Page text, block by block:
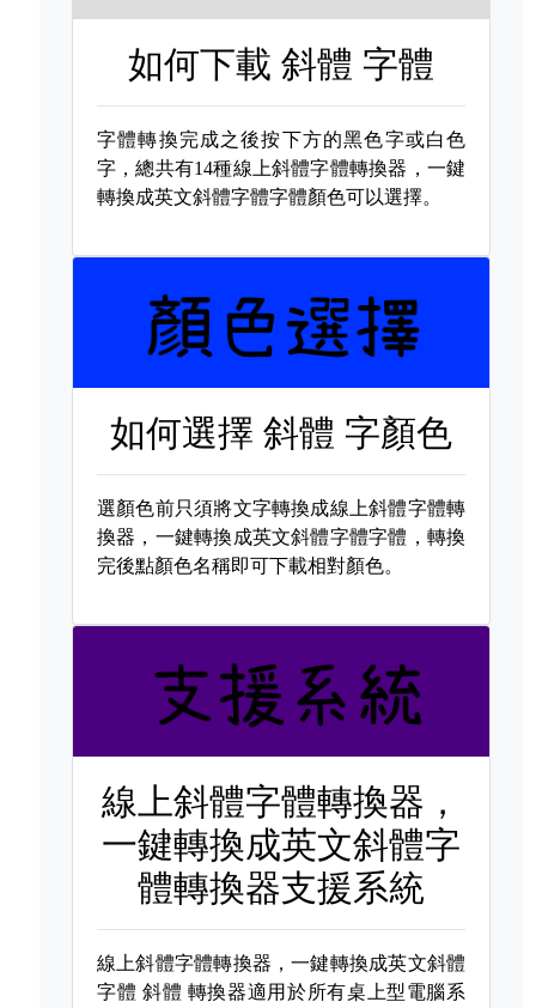
如何下載斜體 字體
字體轉換完成之後按下方的黑色字或白色
字，總共有14種線上斜體字體轉換器，一鍵
轉換成英文斜體字體字體顏色可以選擇。
如何選擇斜體 字顏色
選顏色前只須將文字轉換成線上斜體字體轉
換器，一鍵轉換成英文斜體字體字體，轉換
完後點顏色名稱即可下載相對顏色。
線上斜體字體轉換器，
一鍵轉換成英文斜體字
體轉換器支援系統
線上斜體字體轉換器，一鍵轉換成英文斜體
字體 斜體 轉換器適用於所有桌上型電腦系